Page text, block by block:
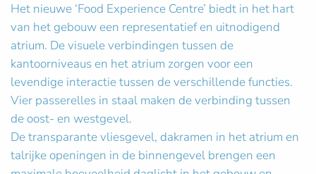
Het nieuwe ‘Food Experience Centre’ biedt in het hart
van het gebouw een representatief en uitnodigend
atrium. De visuele verbindingen tussen de
kantoorniveaus en het atrium zorgen voor een
levendige interactie tussen de verschillende functies.
Vier passerelles in staal maken de verbinding tussen
de oost- en westgevel.
De transparante vliesgevel, dakramen in het atrium en
talrijke openingen in de binnengevel brengen een